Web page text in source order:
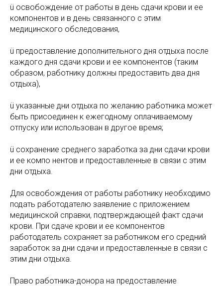
ü освобождение от работы в день сдачи крови и ее
компонентов и в день связанного с этим
медицинского обследования,
ü предоставление дополнительного дня отдыха после
каждого дня сдачи крови и ее компонентов (таким
образом, работнику должны предоставить два дня
отдыха),
ü указанные дни отдыха по желанию работника может
быть присоединен к ежегодному оплачиваемому
отпуску или использован в другое время;
ü сохранение среднего заработка за дни сдачи крови
и ее компо нентов и предоставленные в связи с этим
дни отдыха.
Для освобождения от работы работнику необходимо
подать работодателю заявление с приложением
медицинской справки, подтверждающей факт сдачи
крови. При сдаче крови и ее компонентов
работодатель сохраняет за работником его средний
заработок за дни сдачи и предоставленные в связи с
этим дни отдыха.
Право работника-донора на предоставление